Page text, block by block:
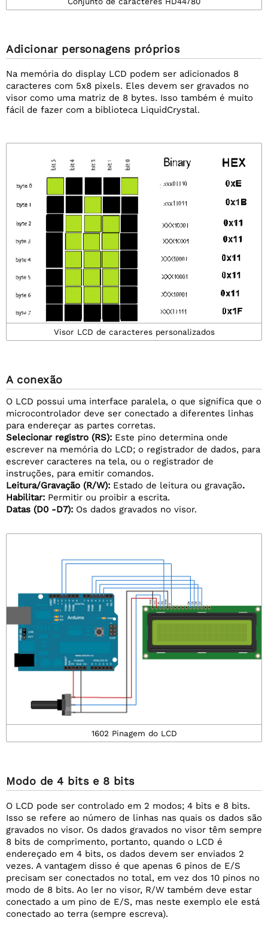
Adicionar personagens próprios
Na memória do display LCD podem ser adicionados 8
caracteres com 5x8 pixels. Eles devem ser gravados no
visor como uma matriz de 8 bytes. Isso também é muito
fácil de fazer com a biblioteca LiquidCrystal.
Visor LCD de caracteres personalizados
A conexão
O LCD possui uma interface paralela, o que significa que o
microcontrolador deve ser conectado a diferentes linhas
para endereçar as partes corretas.
Selecionar registro (RS): Este pino determina onde
escrever na memória do LCD; o registrador de dados, para
escrever caracteres na tela, ou o registrador de
instruções, para emitir comandos.
Leitura/Gravação (R/W): Estado de leitura ou gravação.
Habilitar: Permitir ou proibir a escrita.
Datas (D0 -D7): Os dados gravados no visor.
1602 Pinagem do LCD
Modo de 4 bits e 8 bits
O LCD pode ser controlado em 2 modos; 4 bits e 8 bits.
Isso se refere ao número de linhas nas quais os dados são
gravados no visor. Os dados gravados no visor têm sempre
8 bits de comprimento, portanto, quando o LCD é
endereçado em 4 bits, os dados devem ser enviados 2
vezes. A vantagem disso é que apenas 6 pinos de E/S
precisam ser conectados no total, em vez dos 10 pinos no
modo de 8 bits. Ao ler no visor, R/W também deve estar
conectado a um pino de E/S, mas neste exemplo ele está
conectado ao terra (sempre escreva).